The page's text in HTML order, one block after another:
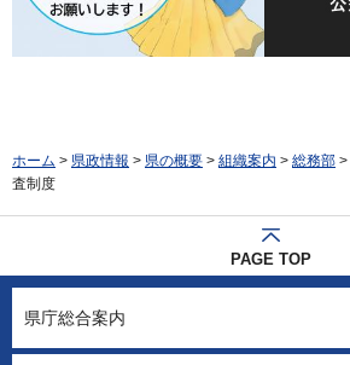
ホーム > 県政情報 > 県の概要 > 組織案内 > 総務部 >
査制度
PAGE TOP
県庁総合案内